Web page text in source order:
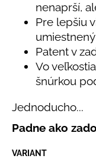
nenaprší,
Pre lepšiu
Patent v
Vo
šnúrkou
Jednoducho...
Padne ako
VARIANT
BAMBUSOVÉ
TRIKO
PRUHY
MODRÉ
€18